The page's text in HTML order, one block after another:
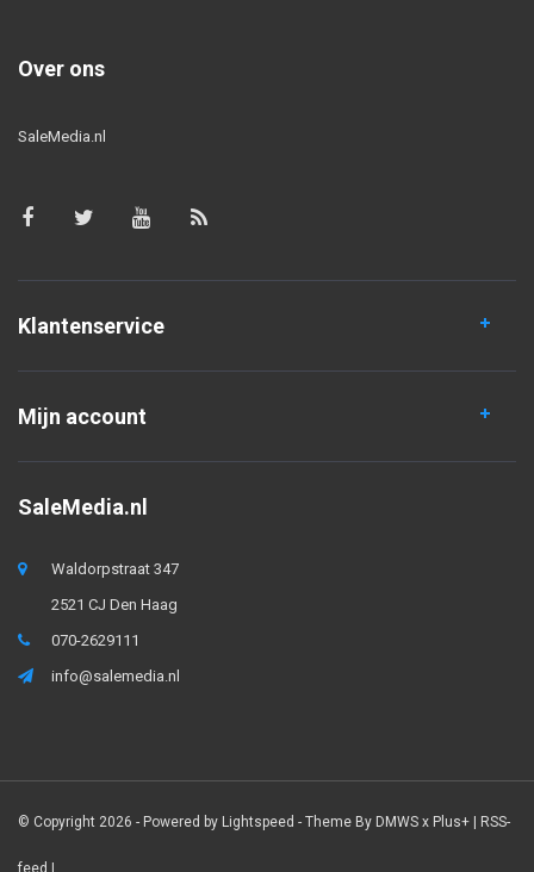
Over ons
SaleMedia.nl
Klantenservice
Mijn account
SaleMedia.nl
Waldorpstraat 347
2521 CJ Den Haag
070-2629111
info@salemedia.nl
© Copyright 2026 - Powered by Lightspeed - Theme By DMWS x Plus+ | RSS-
feed |